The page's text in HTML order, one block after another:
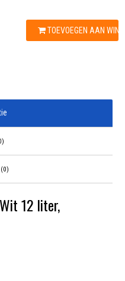
TOEVOEGEN AAN
(0)
12 liter,